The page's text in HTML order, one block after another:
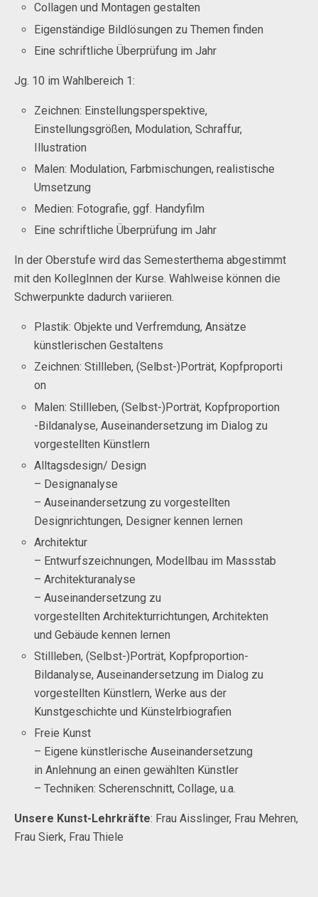
Collagen und Montagen gestalten
Eigenständige Bildlösungen zu Themen finden
Eine schriftliche Überprüfung im Jahr
Jg. 10 im Wahlbereich 1:
Zeichnen: Einstellungsperspektive,
Einstellungsgrößen, Modulation, Schraffur,
Illustration
Malen: Modulation, Farbmischungen, realistische
Umsetzung
Medien: Fotografie, ggf. Handyfilm
Eine schriftliche Überprüfung im Jahr
In der Oberstufe wird das Semesterthema abgestimmt
mit den KollegInnen der Kurse. Wahlweise können die
Schwerpunkte dadurch variieren.
Plastik: Objekte und Verfremdung, Ansätze
künstlerischen Gestaltens
Zeichnen: Stillleben,(Selbst-)Porträt, Kopfproporti
on
Malen: Stillleben,(Selbst-)Porträt, Kopfproportion
-Bildanalyse,Auseinandersetzung im Dialog zu
vorgestellten Künstlern
Alltagsdesign/ Design
– Designanalyse
– Auseinandersetzung zu vorgestellten
Designrichtungen, Designer kennen lernen
Architektur
– Entwurfszeichnungen, Modellbau im Massstab
– Architekturanalyse
– Auseinandersetzung zu
vorgestellten Architekturrichtungen, Architekten
und Gebäude kennen lernen
Stillleben, (Selbst-)Porträt, Kopfproportion-
Bildanalyse, Auseinandersetzung im Dialog zu
vorgestellten Künstlern, Werke aus der
Kunstgeschichte und Künstelrbiografien
Freie Kunst
– Eigene künstlerische Auseinandersetzung
in Anlehnung an einen gewählten Künstler
– Techniken: Scherenschnitt, Collage, u.a.
Unsere Kunst-Lehrkräfte: Frau Aisslinger, Frau Mehren,
Frau Sierk, Frau Thiele